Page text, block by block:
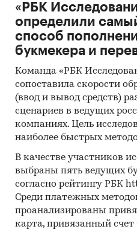
«РБК
определили
способ
букмекера и
Команда «РБК
сопоставила скорости
(ввод и вывод средств)
сценариев в ведущих
компаниях. Цель
наиболее быстрых
В качестве участников
выбраны пять ведущих
согласно рейтингу РБК
Среди платежных
проанализированы
карта, привязанный